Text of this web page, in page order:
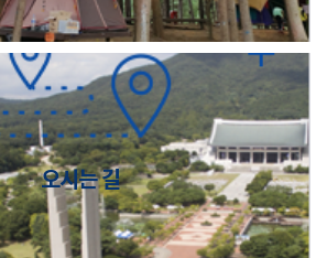
오시는 길